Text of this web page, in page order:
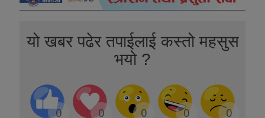
यो खबर पढेर तपाईलाई कस्तो महसुस
भयो ?
0 0 0 0 0